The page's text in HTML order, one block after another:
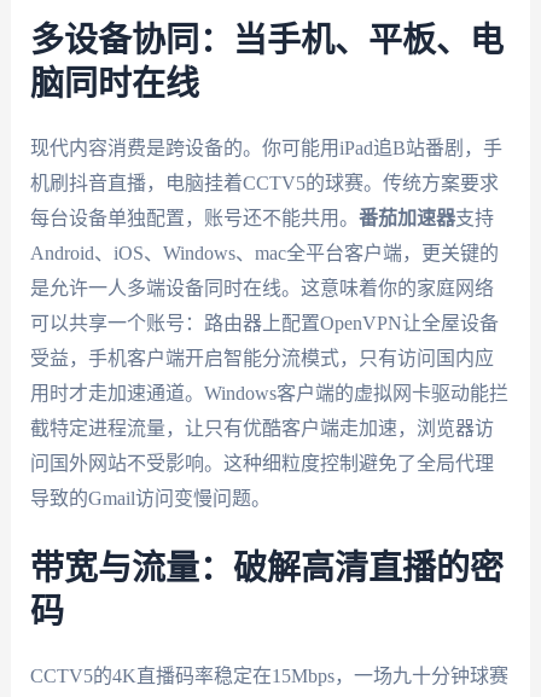
多设备协同：当手机、平板、电
脑同时在线
现代内容消费是跨设备的。你可能用iPad追B站番剧，手
机刷抖音直播，电脑挂着CCTV5的球赛。传统方案要求
每台设备单独配置，账号还不能共用。 番茄加速器支持
Android、iOS、Windows、mac全平台客户端，更关键的
是允许一人多端设备同时在线。这意味着你的家庭网络
可以共享一个账号：路由器上配置OpenVPN让全屋设备
受益，手机客户端开启智能分流模式，只有访问国内应
用时才走加速通道。Windows客户端的虚拟网卡驱动能拦
截特定进程流量，让只有优酷客户端走加速，浏览器访
问国外网站不受影响。这种细粒度控制避免了全局代理
导致的Gmail访问变慢问题。
带宽与流量：破解高清直播的密
码
CCTV5的4K直播码率稳定在15Mbps，一场九十分钟球赛